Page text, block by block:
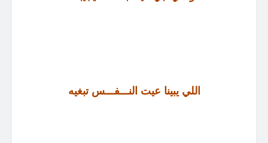
اللي يبينا عيت النـــفـــس تبغيه